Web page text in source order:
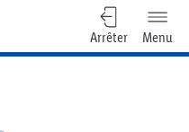
Arrêter Menu